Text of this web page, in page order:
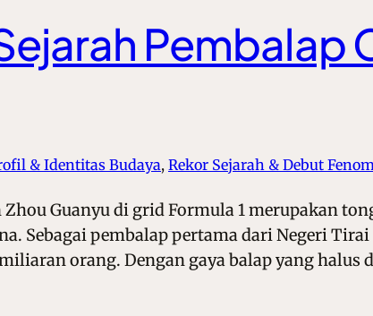
Pembalap
& Identitas Budaya, Rekor Sejarah & Debut
Guanyu di grid Formula 1 merupakan
Sebagai pembalap pertama dari Negeri Tirai
orang. Dengan gaya balap yang halus